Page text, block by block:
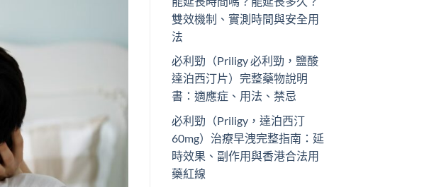
雙效機制、實測時間與安全用
法
必利勁（Priligy 必利勁，鹽酸
達泊西汀片）完整藥物說明
書：適應症、用法、禁忌
必利勁（Priligy，達泊西汀
60mg）治療早洩完整指南：延
時效果、副作用與香港合法用
藥紅線